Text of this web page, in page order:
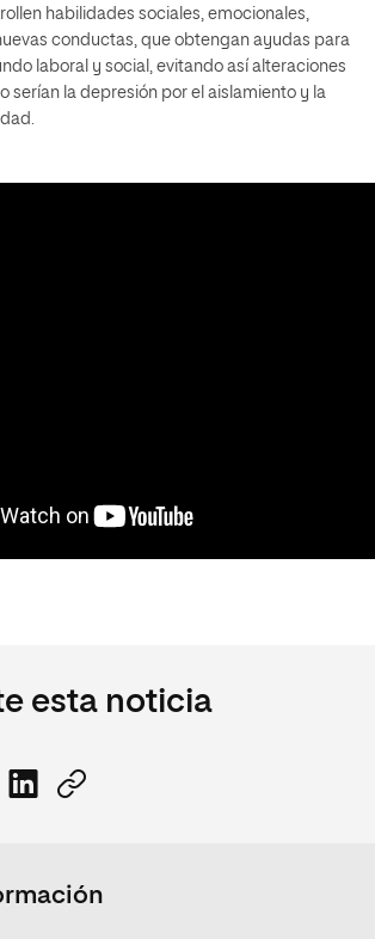
habilidades sociales, emocionales,
conductas, que obtengan ayudas para
laboral y social, evitando así alteraciones
serían la depresión por el aislamiento y la
esta noticia